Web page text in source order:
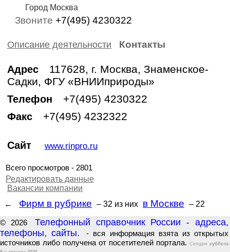
Город Москва
Звоните +7(495) 4230322
Описание деятельности Контакты
Адрес
117628, г. Москва, Знаменское-
Садки, ФГУ «ВНИИприроды»
Телефон +7(495) 4230322
Факс +7(495) 4232322
Сайт www.rinpro.ru
Всего просмотров - 2801
Редактировать данные
Вакансии компании
←
Фирм в рубрике – 32 из них в Москве – 22
© 2026
Телефонный справочник России - адреса,
телефоны, сайты.
- вся информация взята из открытых
источников либо получена от посетителей портала. Сегодня суббота